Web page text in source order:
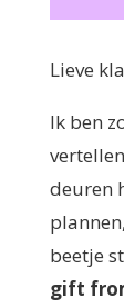
Lieve
Ik ben
deuren
beetje
gift